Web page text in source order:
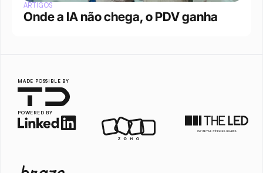
ARTIGOS
Onde a IA não chega, o PDV ganha
MADE POSSIBLE BY
POWERED BY